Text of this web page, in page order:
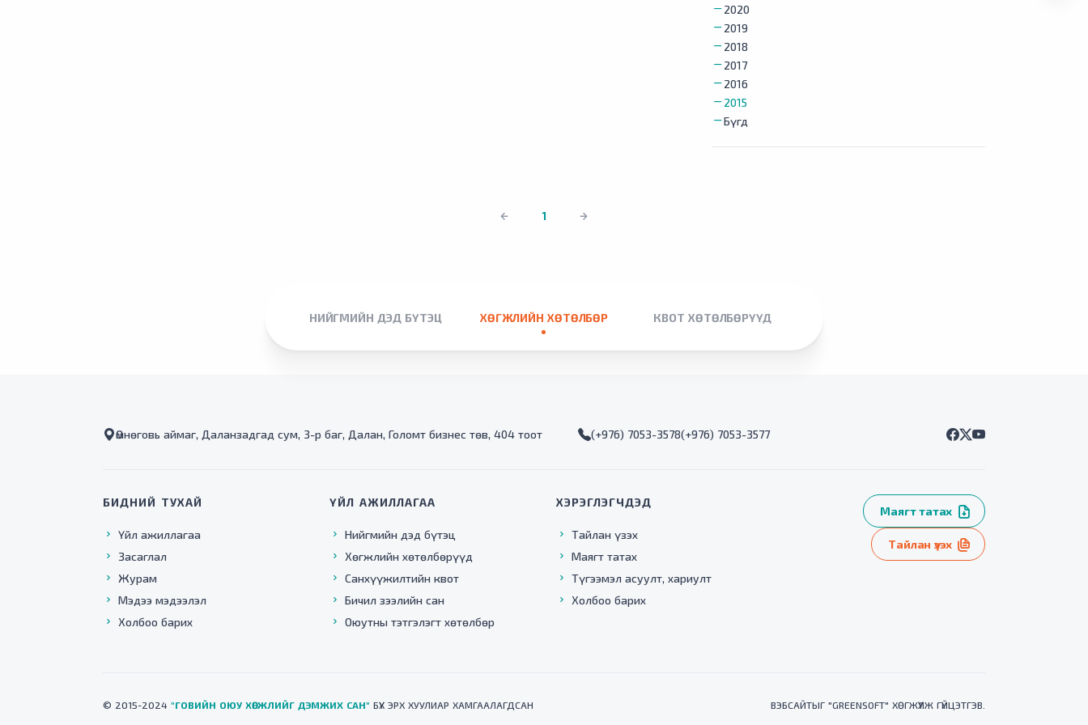
2020
2019
2018
2017
2016
2015
Бүгд
1
НИЙГМИЙН ДЭД БҮТЭЦ ХӨГЖЛИЙН ХӨТӨЛБӨР КВОТ ХӨТӨЛБӨРҮҮД
Өмнөговь аймаг, Даланзадгад сум, 3-р баг, Далан, Голомт бизнес төв, 404 тоот (+976) 7053-3578(+976) 7053-3577
БИДНИЙ ТУХАЙ
Үйл ажиллагаа
Засаглал
Журам
Мэдээ мэдээлэл
Холбоо барих
ҮЙЛ АЖИЛЛАГАА
Нийгмийн дэд бүтэц
Хөгжлийн хөтөлбөрүүд
Санхүүжилтийн квот
Бичил зээлийн сан
Оюутны тэтгэлэгт хөтөлбөр
ХЭРЭГЛЭГЧДЭД
Тайлан үзэх
Маягт татах
Түгээмэл асуулт, хариулт
Холбоо барих
Маягт татах
Тайлан үзэх
© 2015-2024 "ГОВИЙН ОЮУ ХӨГЖЛИЙГ ДЭМЖИХ САН" БҮХ ЭРХ ХУУЛИАР ХАМГААЛАГДСАН ВЭБСАЙТЫГ "GREENSOFT" ХӨГЖҮҮЛЖ ГҮЙЦЭТГЭВ.